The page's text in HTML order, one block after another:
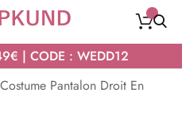
| CODE : WEDD12
Costume Pantalon Droit En